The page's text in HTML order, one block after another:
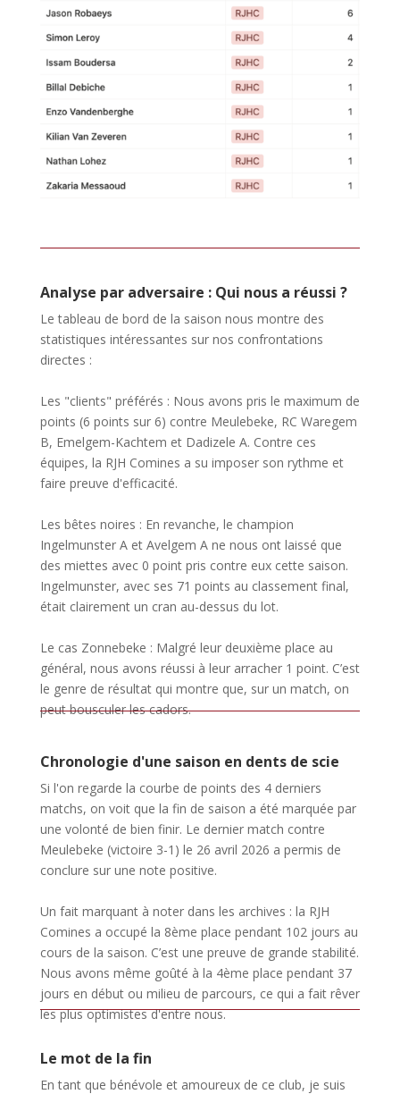
Analyse par adversaire : Qui nous a réussi ?
Le tableau de bord de la saison nous montre des
statistiques intéressantes sur nos confrontations
directes :
Les "clients" préférés : Nous avons pris le maximum de
points (6 points sur 6) contre Meulebeke, RC Waregem
B, Emelgem-Kachtem et Dadizele A. Contre ces
équipes, la RJH Comines a su imposer son rythme et
faire preuve d'efficacité.
Les bêtes noires : En revanche, le champion
Ingelmunster A et Avelgem A ne nous ont laissé que
des miettes avec 0 point pris contre eux cette saison.
Ingelmunster, avec ses 71 points au classement final,
était clairement un cran au-dessus du lot.
Le cas Zonnebeke : Malgré leur deuxième place au
général, nous avons réussi à leur arracher 1 point. C’est
le genre de résultat qui montre que, sur un match, on
peut bousculer les cadors.
Chronologie d'une saison en dents de scie
Si l'on regarde la courbe de points des 4 derniers
matchs, on voit que la fin de saison a été marquée par
une volonté de bien finir. Le dernier match contre
Meulebeke (victoire 3-1) le 26 avril 2026 a permis de
conclure sur une note positive.
Un fait marquant à noter dans les archives : la RJH
Comines a occupé la 8ème place pendant 102 jours au
cours de la saison. C’est une preuve de grande stabilité.
Nous avons même goûté à la 4ème place pendant 37
jours en début ou milieu de parcours, ce qui a fait rêver
les plus optimistes d'entre nous.
Le mot de la fin
En tant que bénévole et amoureux de ce club, je suis